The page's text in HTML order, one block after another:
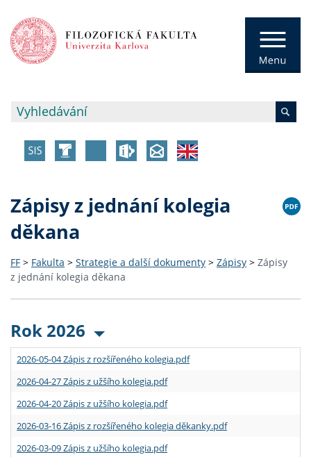
Zápisy z jednání kolegia
děkana
FF > Fakulta > Strategie a další dokumenty > Zápisy > Zápisy
z jednání kolegia děkana
Rok 2026
2026-05-04 Zápis z rozšířeného kolegia.pdf
2026-04-27 Zápis z užšího kolegia.pdf
2026-04-20 Zápis z užšího kolegia.pdf
2026-03-16 Zápis z rozšířeného kolegia děkanky.pdf
2026-03-09 Zápis z užšího kolegia.pdf